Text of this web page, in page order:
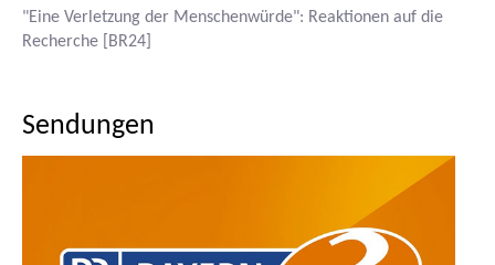
"Eine Verletzung der Menschenwürde": Reaktionen auf die
Recherche [BR24]
Sendungen